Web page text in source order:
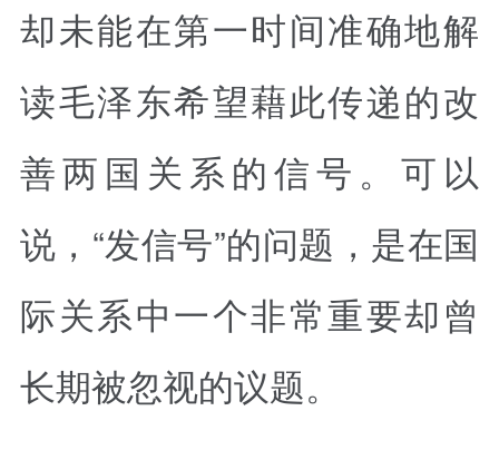
却未能在第一时间准确地解
读毛泽东希望藉此传递的改
善两国关系的信号。可以
说，“发信号”的问题，是在国
际关系中一个非常重要却曾
长期被忽视的议题。